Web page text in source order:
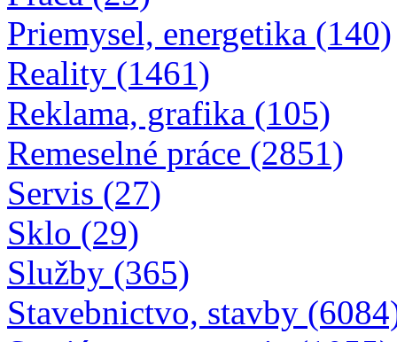
Priemysel, energetika (140)
Reality (1461)
Reklama, grafika (105)
Remeselné práce (2851)
Servis (27)
Sklo (29)
Služby (365)
Stavebnictvo, stavby